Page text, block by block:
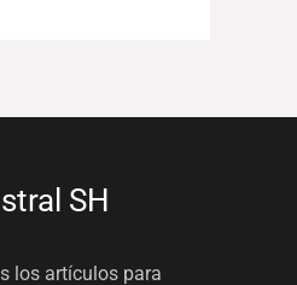
SH
los artículos para